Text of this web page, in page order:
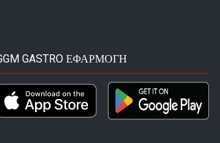
GASTRO ΕΦΑΡΜΟΓΉ